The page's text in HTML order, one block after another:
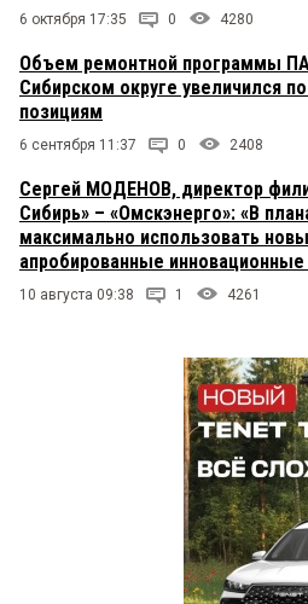
6 октября 17:35 0 4280
Объем ремонтной программы
Сибирском округе увеличился
позициям
6 сентября 11:37 0 2408
Сергей МОДЕНОВ, директор
Сибирь» – «Омскэнерго»: «В
максимально использовать
апробированные инновационные
10 августа 09:38 1 4261